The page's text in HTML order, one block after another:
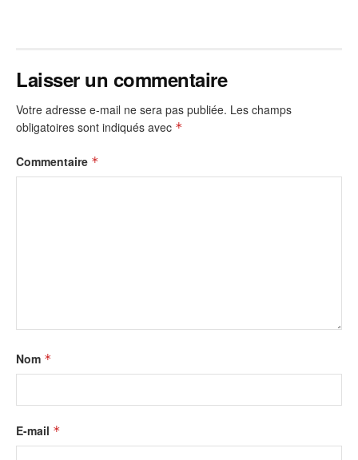
Laisser un commentaire
Votre adresse e-mail ne sera pas publiée. Les champs
obligatoires sont indiqués avec *
Commentaire *
Nom *
E-mail *